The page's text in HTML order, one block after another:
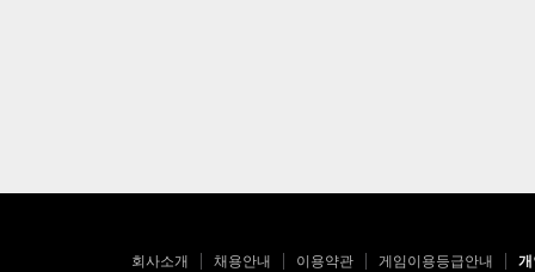
회사소개 채용안내 이용약관 게임이용등급안내